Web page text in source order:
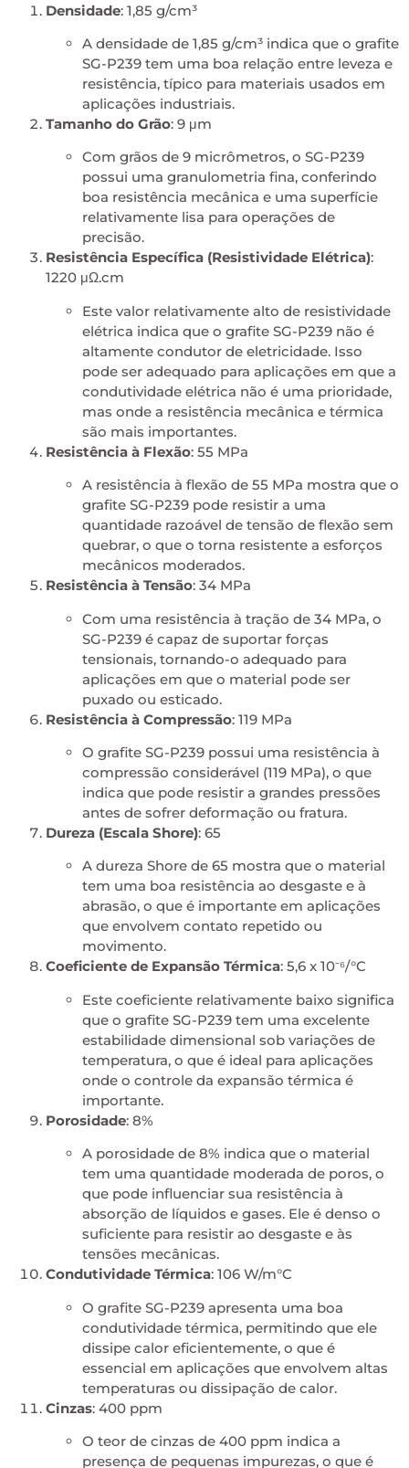
Densidade: 1,85 g/cm³
A densidade de 1,85 g/cm³ indica que o grafite
SG-P239 tem uma boa relação entre leveza e
resistência, típico para materiais usados em
aplicações industriais.
Tamanho do Grão: 9 μm
Com grãos de 9 micrômetros, o SG-P239
possui uma granulometria fina, conferindo
boa resistência mecânica e uma superfície
relativamente lisa para operações de
precisão.
Resistência Específica (Resistividade Elétrica):
1220 μΩ.cm
Este valor relativamente alto de resistividade
elétrica indica que o grafite SG-P239 não é
altamente condutor de eletricidade. Isso
pode ser adequado para aplicações em que a
condutividade elétrica não é uma prioridade,
mas onde a resistência mecânica e térmica
são mais importantes.
Resistência à Flexão: 55 MPa
A resistência à flexão de 55 MPa mostra que o
grafite SG-P239 pode resistir a uma
quantidade razoável de tensão de flexão sem
quebrar, o que o torna resistente a esforços
mecânicos moderados.
Resistência à Tensão: 34 MPa
Com uma resistência à tração de 34 MPa, o
SG-P239 é capaz de suportar forças
tensionais, tornando-o adequado para
aplicações em que o material pode ser
puxado ou esticado.
Resistência à Compressão: 119 MPa
O grafite SG-P239 possui uma resistência à
compressão considerável (119 MPa), o que
indica que pode resistir a grandes pressões
antes de sofrer deformação ou fratura.
Dureza (Escala Shore): 65
A dureza Shore de 65 mostra que o material
tem uma boa resistência ao desgaste e à
abrasão, o que é importante em aplicações
que envolvem contato repetido ou
movimento.
Coeficiente de Expansão Térmica: 5,6 x 10⁻⁶/°C
Este coeficiente relativamente baixo significa
que o grafite SG-P239 tem uma excelente
estabilidade dimensional sob variações de
temperatura, o que é ideal para aplicações
onde o controle da expansão térmica é
importante.
Porosidade: 8%
A porosidade de 8% indica que o material
tem uma quantidade moderada de poros, o
que pode influenciar sua resistência à
absorção de líquidos e gases. Ele é denso o
suficiente para resistir ao desgaste e às
tensões mecânicas.
Condutividade Térmica: 106 W/m°C
O grafite SG-P239 apresenta uma boa
condutividade térmica, permitindo que ele
dissipe calor eficientemente, o que é
essencial em aplicações que envolvem altas
temperaturas ou dissipação de calor.
Cinzas: 400 ppm
O teor de cinzas de 400 ppm indica a
presença de pequenas impurezas, o que é